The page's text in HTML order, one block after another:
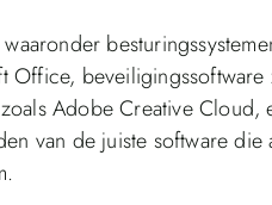
Office, beveiligingssoftware
Adobe Creative Cloud,
van de juiste software die